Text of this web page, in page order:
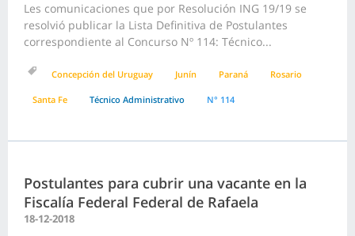
Les comunicaciones que por Resolución ING 19/19 se
resolvió publicar la Lista Definitiva de Postulantes
correspondiente al Concurso Nº 114: Técnico...
Concepción del Uruguay Junín Paraná Rosario
Santa Fe Técnico Administrativo N° 114
Postulantes para cubrir una vacante en la
Fiscalía Federal Federal de Rafaela
18-12-2018